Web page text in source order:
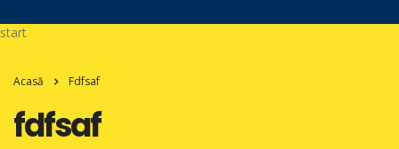
Acasă Fdfsaf
fdfsaf
start